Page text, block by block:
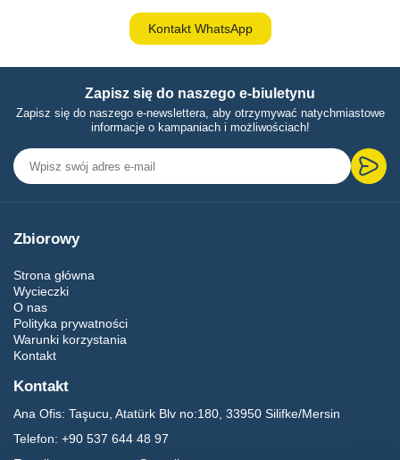
Kontakt WhatsApp
Zapisz się do naszego e-biuletynu
Zapisz się do naszego e-newslettera, aby otrzymywać natychmiastowe
informacje o kampaniach i możliwościach!
Zbiorowy
Strona główna
Wycieczki
O nas
Polityka prywatności
Warunki korzystania
Kontakt
Kontakt
Ana Ofis: Taşucu, Atatürk Blv no:180, 33950 Silifke/Mersin
Telefon: +90 537 644 48 97